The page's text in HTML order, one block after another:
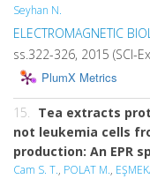
Seyhan N.
ELECTROMAGNETIC
ss.322-326, 2015 (SCI-
PlumX Metrics
15. Tea extracts
not leukemia cells
production: An EPR
Cam S. T., POLAT M.,